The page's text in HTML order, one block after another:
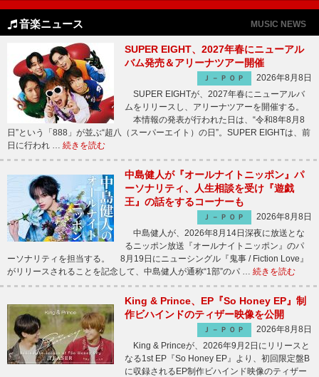
音楽ニュース MUSIC NEWS
SUPER EIGHT、2027年春にニューアル
バム発売＆アリーナツアー開催
Ｊ－ＰＯＰ
2026年8月8日
SUPER EIGHTが、2027年春にニューアルバ
ムをリリースし、アリーナツアーを開催する。
本情報の発表が行われた日は、“令和8年8月8
日”という「888」が並ぶ“超八（スーパーエイト）の日”。SUPER EIGHTは、前
日に行われ … 続きを読む
中島健人が『オールナイトニッポン』パ
ーソナリティ、人生相談を受け『遊戯
王』の話をするコーナーも
Ｊ－ＰＯＰ
2026年8月8日
中島健人が、2026年8月14日深夜に放送とな
るニッポン放送『オールナイトニッポン』のパ
ーソナリティを担当する。 8月19日にニューシングル『鬼事 / Fiction Love』
がリリースされることを記念して、中島健人が通称“1部”のパ … 続きを読む
King & Prince、EP『So Honey EP』制
作ビハインドのティザー映像を公開
Ｊ－ＰＯＰ
2026年8月8日
King & Princeが、2026年9月2日にリリースと
なる1st EP『So Honey EP』より、初回限定盤B
に収録されるEP制作ビハインド映像のティザー